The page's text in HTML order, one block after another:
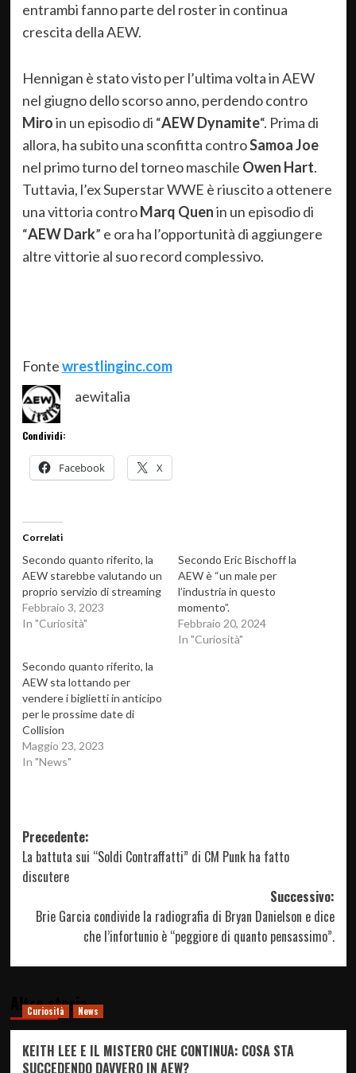
entrambi fanno parte del roster in continua
crescita della AEW.
Hennigan è stato visto per l’ultima volta in AEW
nel giugno dello scorso anno, perdendo contro
Miroin un episodio di “AEW Dynamite“. Prima di
allora, ha subito una sconfitta controSamoa Joe
nel primo turno del torneo maschile Owen Hart.
Tuttavia, l’ex Superstar WWE è riuscito a ottenere
una vittoria controMarq Quenin un episodio di
“AEW Dark” e ora ha l’opportunità di aggiungere
altre vittorie al suo record complessivo.
Fontewrestlinginc.com
aewitalia
Condividi:
Facebook X
Correlati
Secondo quanto riferito, la
AEW starebbe valutando un
proprio servizio di streaming
Febbraio 3, 2023
In "Curiosità"
Secondo Eric Bischoff la
AEW è “un male per
l’industria in questo
momento”.
Febbraio 20, 2024
In "Curiosità"
Secondo quanto riferito, la
AEW sta lottando per
vendere i biglietti in anticipo
per le prossime date di
Collision
Maggio 23, 2023
In "News"
Navigazione
articolo
Precedente:
La battuta sui “Soldi Contraffatti” di CM Punk ha fatto
discutere
Successivo:
Brie Garcia condivide la radiografia di Bryan Danielson e dice
che l’infortunio è “peggiore di quanto pensassimo”.
Altre storie
Curiosità News
KEITH LEE E IL MISTERO CHE CONTINUA: COSA STA
SUCCEDENDO DAVVERO IN AEW?